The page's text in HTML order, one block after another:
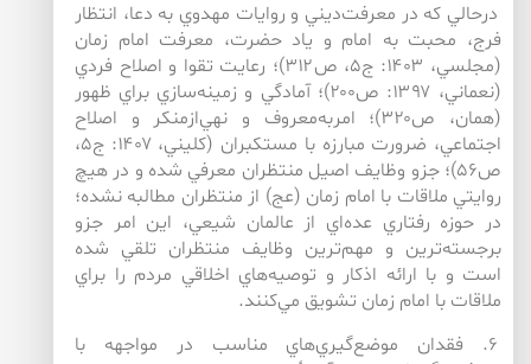
درحالي كه در معرفت‌ديني و روايات مهدوي به دعا، انتظار
فرج، محبت به امام و ياد حضرت، معرفت امام زمان
(مجلسي، ۱۴۰۳: ج۵، ص۳۱۲)؛ رعايت تقوا و اصلاح فردي
(نعماني، ۱۳۹۷: ص۲۰۰)؛ آمادگي و زمينه‌سازي براي ظهور
(همان، ص۳۲۰)؛ امربه‌معروف و نهي‌ازمنكر و اصلاح
اجتماعي، ضرورت مبارزه با مستكبران (كليني، ۱۴۰۷: ج۵،
ص۵۶)؛ جزو وظايف اصيل منتظران معرفي شده و در هيچ
روايتي ملاقات با امام زمان (عج) از منتظران مطالبه نشده؛
در حوزه رفتاري عده‌اي از عالمان شيعي، اين امر جزو
برجسته‌ترين و مهم‌ترين وظايف منتظران تلقي شده
است و با ارائه اذكار و توصيه‌هاي اخلاقي مردم را براي
ملاقات با امام زمان تشويق مي‌كنند.
۶. فقدان موضع‌گيري‌هاي مناسب در مواجهه با